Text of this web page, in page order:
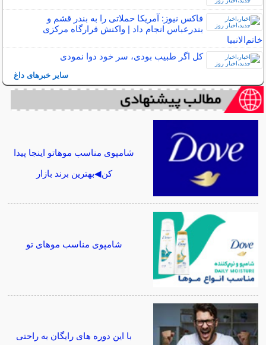
فاکس نیوز: آمریکا حملاتی را به بندر قشم و
بندرعباس انجام داد | واکنش قرارگاه مرکزی
خاتم‌الانبیا
کل اگر طبیب بودی، سر خود دوا نمودی
سایر خبرهای داغ
شامپوی مناسب موهاتو اینجا پیدا
کن◀بهترین برند بازار
شامپوی مناسب موهای تو
با این دوره های رایگان به راحتی